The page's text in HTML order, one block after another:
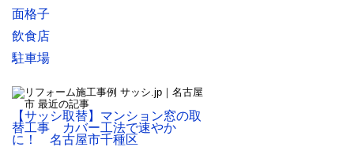
面格子
飲食店
駐車場
【サッシ取替】マンション窓の取
替工事 カバー工法で速やか
に！ 名古屋市千種区